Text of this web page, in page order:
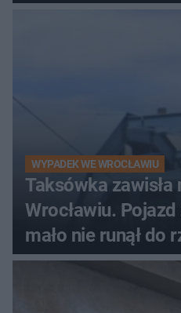
WYPADEK WE WROCŁAWIU
Taksówka zawisła
Wrocławiu.
mało nie runął do